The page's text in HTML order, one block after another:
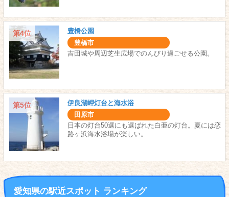
第4位 豊橋公園
豊橋市
吉田城や周辺芝生広場でのんびり過ごせる公園。
第5位 伊良湖岬灯台と海水浴
田原市
日本の灯台50選にも選ばれた白亜の灯台。夏には恋
路ヶ浜海水浴場が楽しい。
愛知県の駅近スポット ランキング